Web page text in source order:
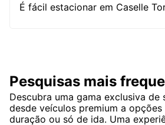
É fácil estacionar em Caselle
Pesquisas mais
Descubra uma gama exclusiva de
desde veículos premium a
duração ou só de ida. Uma